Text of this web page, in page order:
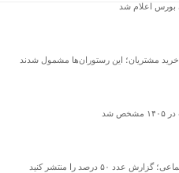
بورس اعلام شد
مشتریان؛ این رستوران‌ها مشمول شدند
شد
۵۰ درصد را منتشر کنید